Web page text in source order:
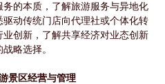
的本质，了解旅游服务与异地化
动传统门店向代理社或个体化转
创新，了解共享经济对业态创新
略选择。
景区经营与管理